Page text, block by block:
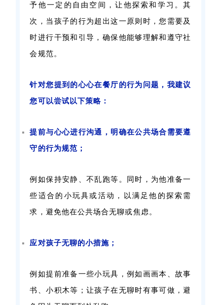
予他一定的自由空间，让他探索和学习。其
次，当孩子的行为超出这一原则时，您需要及
时进行干预和引导，确保他能够理解和遵守社
会规范。
针对您提到的心心在餐厅的行为问题，我建议
您可以尝试以下策略：
提前与心心进行沟通，明确在公共场合需要遵
守的行为规范；
例如保持安静、不乱跑等。同时，为他准备一
些适合的小玩具或活动，以满足他的探索需
求，避免他在公共场合无聊或焦虑。
应对孩子无聊的小措施；
例如提前准备一些小玩具，例如画画本、故事
书、小积木等；让孩子在无聊时有事可做，避